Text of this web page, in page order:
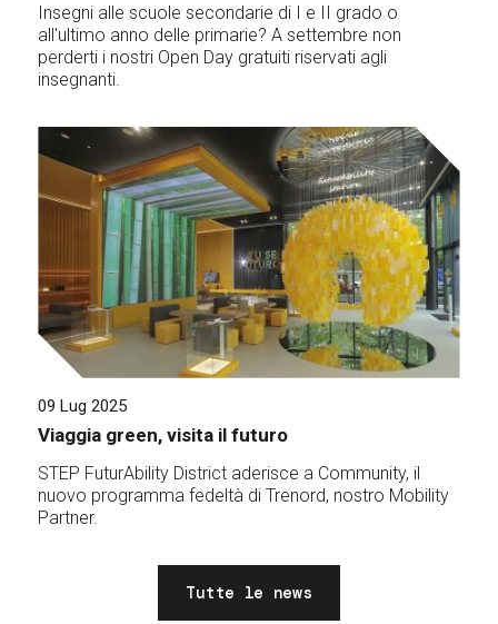
Insegni alle scuole secondarie di I e II grado o
all'ultimo anno delle primarie? A settembre non
perderti i nostri Open Day gratuiti riservati agli
insegnanti.
09 Lug 2025
Viaggia green, visita il futuro
STEP FuturAbility District aderisce a Community, il
nuovo programma fedeltà di Trenord, nostro Mobility
Partner.
Tutte le news